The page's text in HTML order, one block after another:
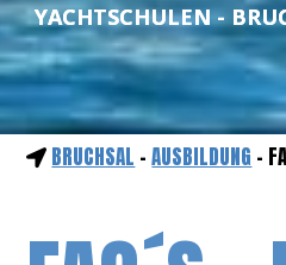
YACHTSCHULEN -
BRUCHSAL -AUSBILDUNG -